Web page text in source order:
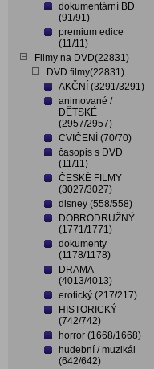
dokumentární BD
(91/91)
premium edice
(11/11)
Filmy na DVD(22831)
DVD filmy(22831)
AKČNÍ (3291/3291)
animované /
DĚTSKÉ
(2957/2957)
CVIČENÍ (70/70)
časopis s DVD
(11/11)
ČESKÉ FILMY
(3027/3027)
disney (558/558)
DOBRODRUŽNÝ
(1771/1771)
dokumenty
(1178/1178)
DRAMA
(4013/4013)
erotický (217/217)
HISTORICKÝ
(742/742)
horror (1668/1668)
hudební / muzikál
(642/642)